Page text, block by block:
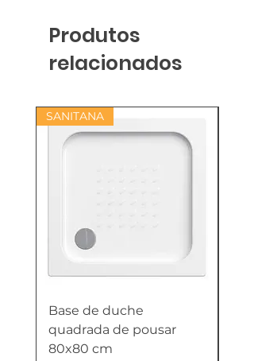
Produtos
relacionados
SANITANA
Base de duche
quadrada de pousar
80x80 cm